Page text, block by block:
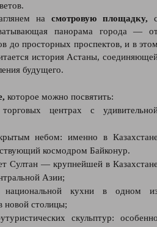
на смотровую площадку,
панорама города —
до просторных проспектов, и в
история Астаны,
будущего.
которое можно посвятить:
центрах с
небом: именно в
космодром Байконур.
Султан — крупнейшей в
Азии;
кухни в одном
новой столицы;
скульптур: